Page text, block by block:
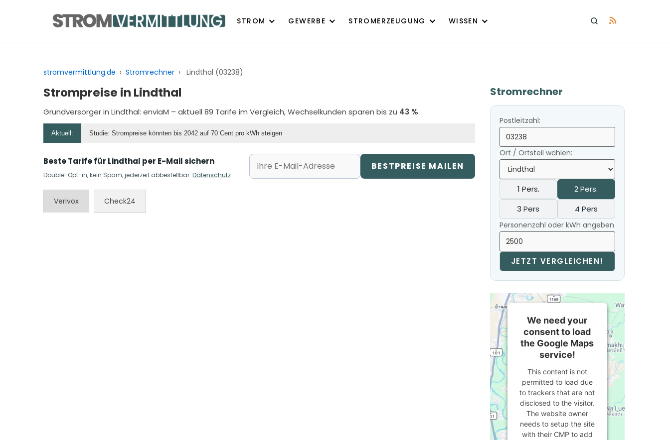
STROM GEWERBE STROMERZEUGUNG WISSEN
stromvermittlung.de › Stromrechner › Lindthal (03238)
Strompreise in Lindthal
Grundversorger in Lindthal: enviaM – aktuell 89 Tarife im Vergleich, Wechselkunden sparen bis zu 43 %.
Aktuell: Studie: Strompreise könnten bis 2042 auf 70 Cent pro kWh steigen
Beste Tarife für Lindthal per E-Mail sichern
Double-Opt-in, kein Spam, jederzeit abbestellbar. Datenschutz
BESTPREISE MAILEN
Verivox Check24
Stromrechner
Postleitzahl:
Ort / Ortsteil wählen:
1 Pers.
2 Pers.
3 Pers
4 Pers
Personenzahl oder kWh angeben
JETZT VERGLEICHEN!
We need your
consent to load
the Google Maps
service!
This content is not
permitted to load due
to trackers that are not
disclosed to the visitor.
The website owner
needs to setup the site
with their CMP to add